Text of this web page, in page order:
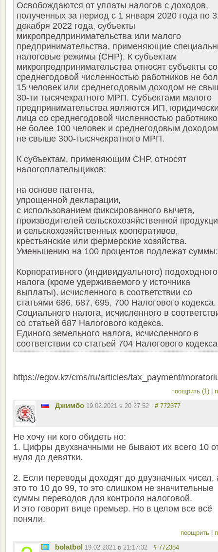
Освобождаются от уплаты налогов с доходов,
полученных за период с 1 января 2020 года по
декабря 2022 года, субъекты
микропредпринимательства или малого
предпринимательства, применяющие
налоговые режимы (СНР). К субъектам
микропредпринимательства относят субъекты со
среднегодовой численностью работников не
15 человек или среднегодовым доходом не
30-ти тысячекратного МРП. Субъектами малого
предпринимательства являются ИП,
лица со среднегодовой численностью
не более 100 человек и среднегодовым доходом
не свыше 300-тысячекратного МРП.
К субъектам, применяющим СНР, относят
налогоплательщиков:
на основе патента,
упрощенной декларации,
с использованием фиксированного вычета,
производителей сельскохозяйственной
и сельскохозяйственных кооперативов,
крестьянские или фермерские хозяйства.
Уменьшению на 100 процентов подлежат суммы:
Корпоративного (индивидуального) подоходного
налога (кроме удерживаемого у источника
выплаты), исчисленного в соответствии со
статьями 686, 687, 695, 700 Налогового кодекса.
Социального налога, исчисленного в
со статьей 687 Налогового кодекса.
Единого земельного налога, исчисленного в
соответствии со статьей 704 Налогового
https://egov.kz/cms/ru/articles/tax_payment/
поощрить (1)
Джимбо 19.02.2021 в 20:27:52 # 772377
Не хочу ни кого обидеть но:
1. Цифры двухзначными не бывают их всего 10
нуля до девятки.
2. Если переводы доходят до двузначных чисел,
это то 10 до 99, то это слишком не значительные
суммы переводов для контроля налоговой.
И это говорит вице премьер. Но в целом все всё
поняли.
поощрить
bolatbol 19.02.2021 в 21:17:32 # 772384